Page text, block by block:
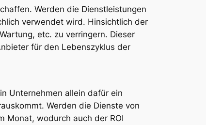
Werden die Dienstleistungen
verwendet wird. Hinsichtlich der
etc. zu verringern. Dieser
für den Lebenszyklus der
Unternehmen allein dafür ein
Werden die Dienste von
Monat, wodurch auch der ROI